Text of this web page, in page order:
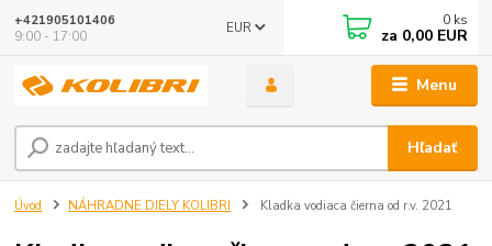
Menu
EUR
Hľadať
+421905101406
9:00 - 17:00
0 ks
za 0,00 EUR
Úvod NÁHRADNE DIELY KOLIBRI Kladka vodiaca čierna od r.v. 2021